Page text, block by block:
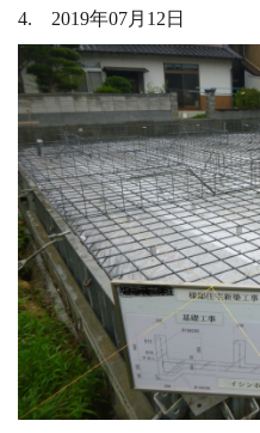
4. 2019年07月12日